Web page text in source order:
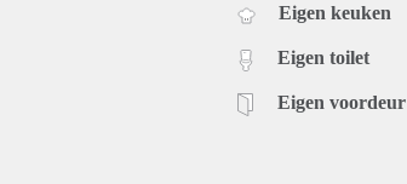
Eigen keuken
Eigen toilet
Eigen voordeur